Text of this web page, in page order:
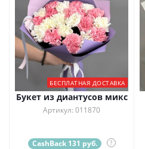
БЕСПЛАТНАЯ ДОСТАВКА
Букет из диантусов микс
Артикул: 011870
CashBack 131 руб. ?